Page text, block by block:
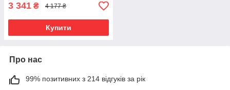
3 341 ₴ 4 177 ₴
Купити
Про нас
99% позитивних з 214 відгуків за рік